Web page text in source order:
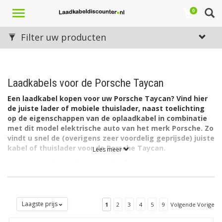
Toggle
0
Laadkabels voor de Porsche Taycan
Een laadkabel kopen voor uw Porsche Taycan? Vind hier
de juiste lader of mobiele thuislader, naast toelichting
op de eigenschappen van de oplaadkabel in combinatie
met dit model elektrische auto van het merk Porsche. Zo
vindt u snel de (overigens zeer voordelig geprijsde) juiste
kabel of thuislader voor de Porsche Taycan.
De lader in de Porsche Taycan kan ook laden via 1 fase met
maximaal 32A (1 x 7,4kW= 7,4kW).
Lees meer
Filter uw producten
Laagste prijs 1 2 3 4 5 9 Volgende Vorige